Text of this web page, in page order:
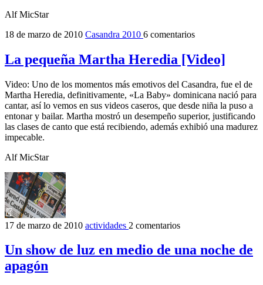
Alf MicStar
18 de marzo de 2010 Casandra 2010 6 comentarios
La pequeña Martha Heredia [Video]
Video: Uno de los momentos más emotivos del Casandra, fue el de
Martha Heredia, definitivamente, «La Baby» dominicana nació para
cantar, así lo vemos en sus videos caseros, que desde niña la puso a
entonar y bailar. Martha mostró un desempeño superior, justificando
las clases de canto que está recibiendo, además exhibió una madurez
impecable.
Alf MicStar
17 de marzo de 2010 actividades 2 comentarios
Un show de luz en medio de una noche de
apagón